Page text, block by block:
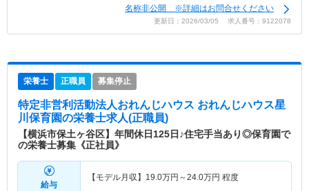
名称非公開 ※詳細はお問合せください
更新日：2026/03/05 求人番号：9122078
栄養士 正職員 募集停止
特定非営利活動法人おれんじハウス おれんじハウス星
川保育園の栄養士求人(正職員)
【横浜市保土ヶ谷区】年間休日125日♪住宅手当あり◎保育園で
の栄養士募集《正社員》
給与
【モデル月収】 19.0万円～24.0万円 程度